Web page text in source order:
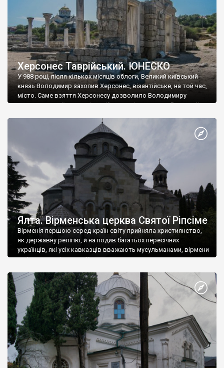
Херсонес Таврійський. ЮНЕСКО
У 988 році, після кількох місяців облоги, Великий київський
князь Володимир захопив Херсонес, візантійське, на той час,
місто. Саме взяття Херсонесу дозволило Володимиру
диктувати свої умови візантійському імператору Василю ІІ, та
Херсонесі Володимир-язичник, став Василем-християнином.
А потім було Хрещення Русі. На честь Херсонесу Таврійського
Ялта. Вірменська церква Святої Ріпсіме
Вірменія першою серед країн світу прийняла християнство,
як державну релігію, й на подив багатьох пересічних
українців, які усіх кавказців вважають мусульманами, вірмени
є відданими вірянами Христа